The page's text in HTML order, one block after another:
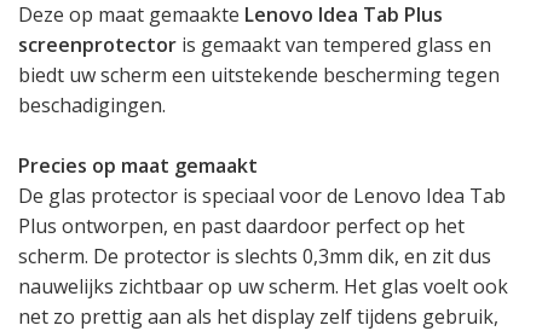
Deze op maat gemaakte Lenovo Idea Tab Plus
screenprotector is gemaakt van tempered glass en
biedt uw scherm een uitstekende bescherming tegen
beschadigingen.
Precies op maat gemaakt
De glas protector is speciaal voor de Lenovo Idea Tab
Plus ontworpen, en past daardoor perfect op het
scherm. De protector is slechts 0,3mm dik, en zit dus
nauwelijks zichtbaar op uw scherm. Het glas voelt ook
net zo prettig aan als het display zelf tijdens gebruik,